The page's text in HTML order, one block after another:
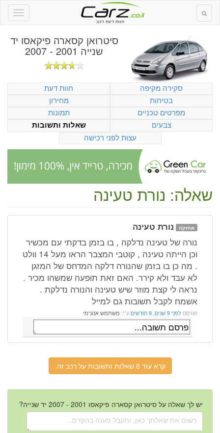
חוות דעת רכב
סיטרואן קסארה פיקאסו יד
שנייה 2001 - 2007
סקירה מקיפה
חוות דעת
בטיחות
מחירון
מפרטים טכניים
תמונות
צבעים
שאלות ותשובות
עצות לפני רכישה
שאלה: נורת טעינה
אחזקה נורת טעינה
נורה של טעינה נדלקה , בו בזמן בדקתי עם מכשיר
וכן הייתה טעינה , קוטבי המצבר הראו מעל 14 וולט
. מה כן בו בזמן שהנורה דלקה המדחס של המזגן
לא עבד ולא קירר. האם זאת תופעה שמשהו מכיר .
נראה לי קצת מוזר שיש טעינה והנורה נדלקת .
אשמח לקבל תשובות גם למייל
פורסם לפני 9 שנים, 9 חודשים ע"י: משתמש אנונימי
קרא עוד 6 שאלות ותשובות על רכב זה.
יש לך שאלה על סיטרואן קסארה פיקאסו 2001 - 2007 יד שנייה?